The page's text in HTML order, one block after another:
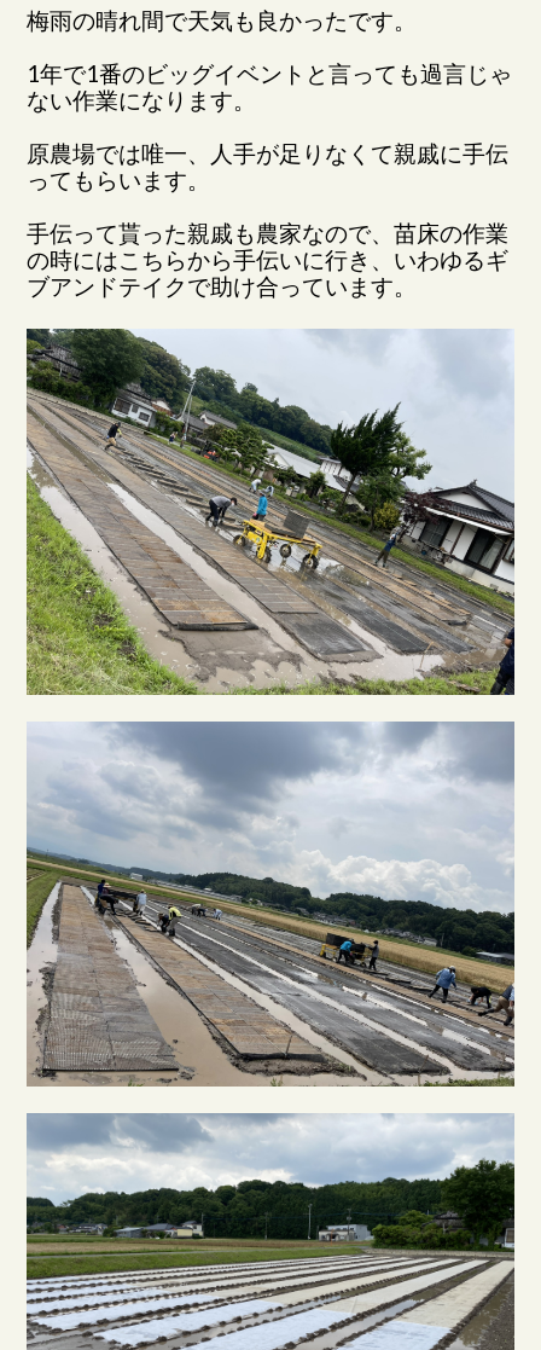
梅雨の晴れ間で天気も良かったです。
1年で1番のビッグイベントと言っても過言じゃ
ない作業になります。
原農場では唯一、人手が足りなくて親戚に手伝
ってもらいます。
手伝って貰った親戚も農家なので、苗床の作業
の時にはこちらから手伝いに行き、いわゆるギ
ブアンドテイクで助け合っています。